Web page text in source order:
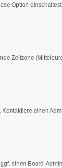
Option
Zeitzone
einen
einen Board-